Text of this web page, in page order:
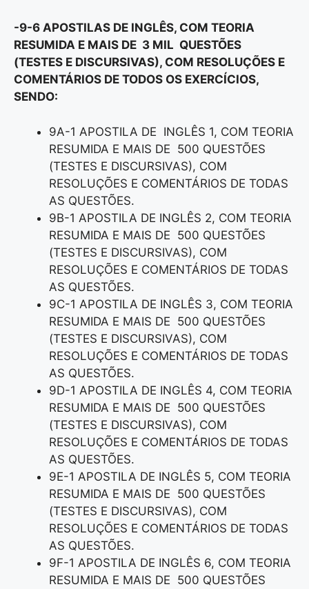
-9-6 APOSTILAS DE INGLÊS, COM TEORIA
RESUMIDA E MAIS DE 3 MIL QUESTÕES
(TESTES E DISCURSIVAS), COM RESOLUÇÕES E
COMENTÁRIOS DE TODOS OS EXERCÍCIOS,
SENDO:
9A-1 APOSTILA DE INGLÊS 1, COM TEORIA
RESUMIDA E MAIS DE 500 QUESTÕES
(TESTES E DISCURSIVAS), COM
RESOLUÇÕES E COMENTÁRIOS DE TODAS
AS QUESTÕES.
9B-1 APOSTILA DE INGLÊS 2, COM TEORIA
RESUMIDA E MAIS DE 500 QUESTÕES
(TESTES E DISCURSIVAS), COM
RESOLUÇÕES E COMENTÁRIOS DE TODAS
AS QUESTÕES.
9C-1 APOSTILA DE INGLÊS 3, COM TEORIA
RESUMIDA E MAIS DE 500 QUESTÕES
(TESTES E DISCURSIVAS), COM
RESOLUÇÕES E COMENTÁRIOS DE TODAS
AS QUESTÕES.
9D-1 APOSTILA DE INGLÊS 4, COM TEORIA
RESUMIDA E MAIS DE 500 QUESTÕES
(TESTES E DISCURSIVAS), COM
RESOLUÇÕES E COMENTÁRIOS DE TODAS
AS QUESTÕES.
9E-1 APOSTILA DE INGLÊS 5, COM TEORIA
RESUMIDA E MAIS DE 500 QUESTÕES
(TESTES E DISCURSIVAS), COM
RESOLUÇÕES E COMENTÁRIOS DE TODAS
AS QUESTÕES.
9F-1 APOSTILA DE INGLÊS 6, COM TEORIA
RESUMIDA E MAIS DE 500 QUESTÕES